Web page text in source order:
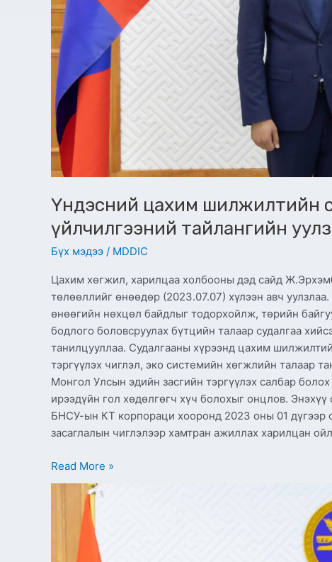
Үндэсний цахим шилжилтийн
үйлчилгээний тайлангийн
Бүх мэдээ / MDDIC
Цахим хөгжил, харилцаа холбооны дэд сайд
төлөөллийг өнөөдөр (2023.07.07) хүлээн авч
өнөөгийн нөхцөл байдлыг тодорхойлж, төрийн
бодлого боловсруулах бүтцийн талаар судалгаа
танилцууллаа. Судалгааны хүрээнд цахим
тэргүүлэх чиглэл, эко системийн хөгжлийн талаар
Монгол Улсын эдийн засгийн тэргүүлэх салбар
ирээдүйн гол хөдөлгөгч хүч болохыг онцлов.
БНСУ-ын КТ корпораци хооронд 2023 оны 01
засаглалын чиглэлээр хамтран ажиллах харилцан
Read More »
“Харилцаа
холбоо,
мэдээллийн
технологийн
салбарт